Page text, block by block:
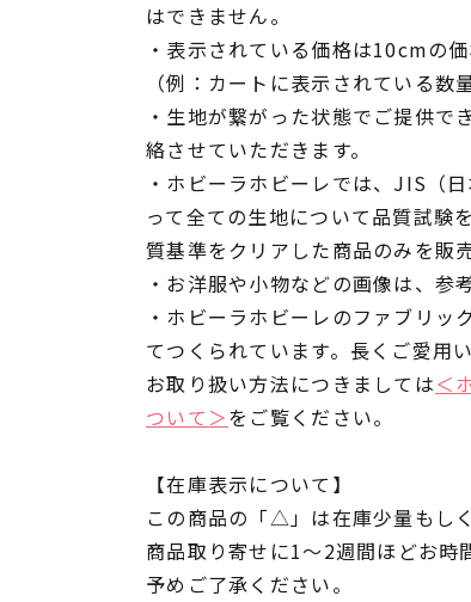
はできません。
・表示されている価格は10cmの価
（例：カートに表示されている数
・生地が繋がった状態でご提供で
絡させていただきます。
・ホビーラホビーレでは、JIS（
って全ての生地について品質試験
質基準をクリアした商品のみを販
・お洋服や小物などの画像は、参
・ホビーラホビーレのファブリッ
てつくられています。長くご愛用
お取り扱い方法につきましては＜
ついて＞をご覧ください。
【在庫表示について】
この商品の「△」は在庫少量もし
商品取り寄せに1～2週間ほどお時
予めご了承ください。